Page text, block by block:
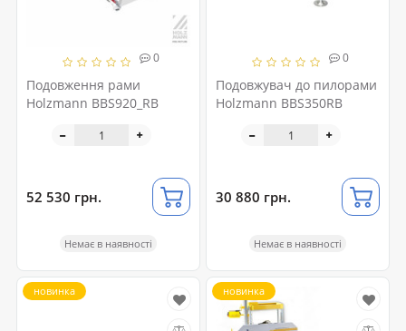
0
Подовження рами
Holzmann BBS920_RB
52 530 грн.
Немає в наявності
0
Подовжувач до пилорами
Holzmann BBS350RB
30 880 грн.
Немає в наявності
новинка новинка